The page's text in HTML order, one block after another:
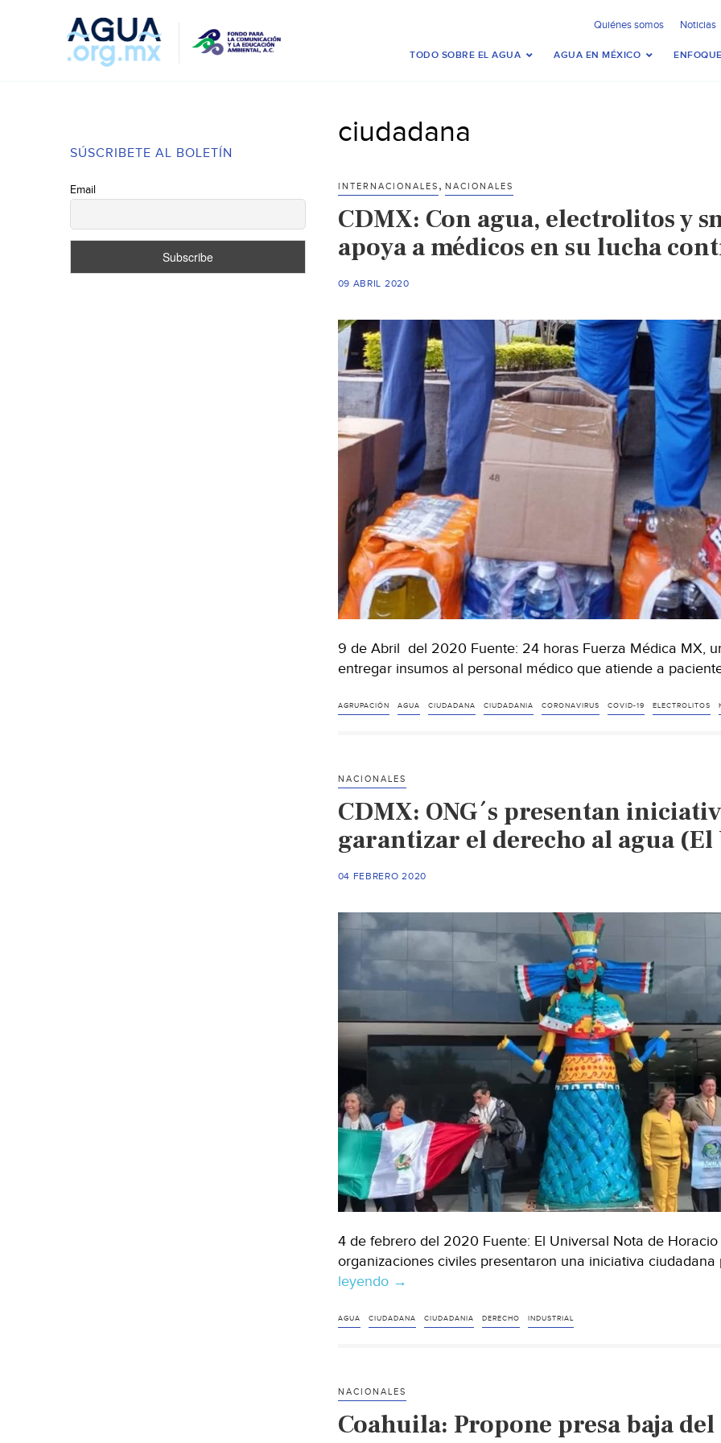
Quiénes somos Noticias
TODO SOBRE EL AGUA AGUA EN MÉXICO
SÚSCRIBETE AL BOLETÍN
Email
ciudadana
INTERNACIONALES , NACIONALES
CDMX: Con agua, electrolitos y
apoya a médicos en su lucha
09 ABRIL 2020
9 de Abril del 2020 Fuente: 24 horas Fuerza Médica MX,
entregar insumos al personal médico que atiende a
AGRUPACIÓN AGUA CIUDADANA CIUDADANIA CORONAVIRUS COVID-19 ELECTROLITOS
NACIONALES
CDMX: ONG´s presentan
garantizar el derecho al agua
04 FEBRERO 2020
4 de febrero del 2020 Fuente: El Universal Nota de
organizaciones civiles presentaron una iniciativa
leyendo CDMX:
´s
para
garantizar
→
AGUA CIUDADANA CIUDADANIA DERECHO INDUSTRIAL
NACIONALES
Coahuila: Propone presa baja